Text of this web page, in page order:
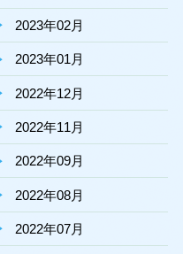
2023年02月
2023年01月
2022年12月
2022年11月
2022年09月
2022年08月
2022年07月